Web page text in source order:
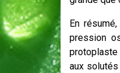
En
pression
protoplaste
aux